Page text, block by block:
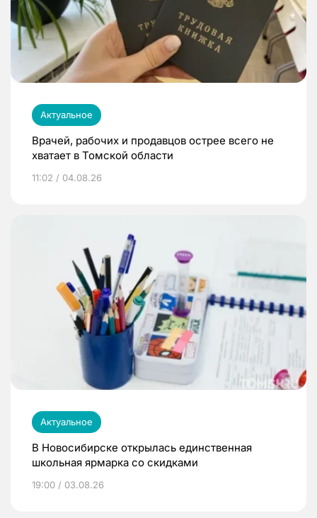
Актуальное
Врачей, рабочих и продавцов острее всего не
хватает в Томской области
11:02 / 04.08.26
Актуальное
В Новосибирске открылась единственная
школьная ярмарка со скидками
19:00 / 03.08.26